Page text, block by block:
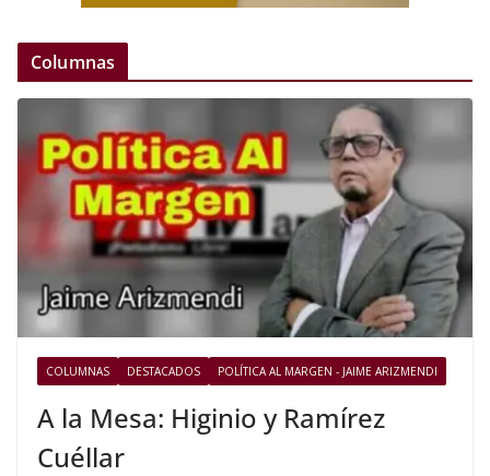
Columnas
COLUMNAS DESTACADOS POLÍTICA AL MARGEN - JAIME ARIZMENDI
A la Mesa: Higinio y Ramírez
Cuéllar